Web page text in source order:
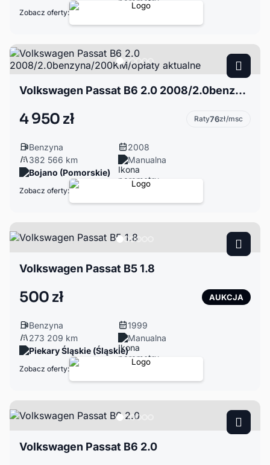
Zobacz oferty:
Volkswagen Passat B6 2.0 2008/2.0benzyna/200KM/opłaty aktualne
4 950 zł Raty76zł/msc
Benzyna
2008
382 566 km
Manualna
Bojano (Pomorskie)
Zobacz oferty:
Volkswagen Passat B5 1.8
500 zł AUKCJA
Benzyna
1999
273 209 km
Manualna
Piekary Śląskie (Śląskie)
Zobacz oferty:
Volkswagen Passat B6 2.0